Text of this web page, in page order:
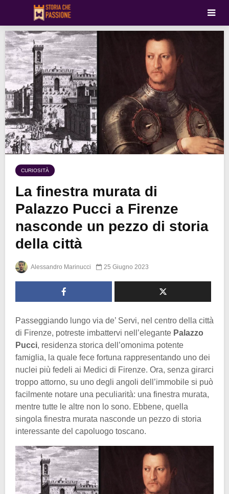
CURIOSITÀ
La finestra murata di
Palazzo Pucci a Firenze
nasconde un pezzo di storia
della città
Alessandro Marinucci 25 Giugno 2023
Passeggiando lungo via de’ Servi, nel centro della città
di Firenze, potreste imbattervi nell’elegante Palazzo
Pucci, residenza storica dell’omonima potente
famiglia, la quale fece fortuna rappresentando uno dei
nuclei più fedeli ai Medici di Firenze. Ora, senza girarci
troppo attorno, su uno degli angoli dell’immobile si può
facilmente notare una peculiarità: una finestra murata,
mentre tutte le altre non lo sono. Ebbene, quella
singola finestra murata nasconde un pezzo di storia
interessante del capoluogo toscano.